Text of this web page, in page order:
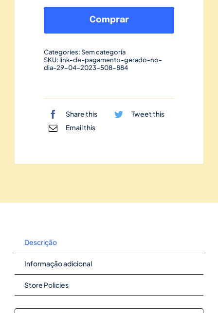
de
no
dia
quantidade
Comprar
Categories:Sem categoria
SKU: link-de-pagamento-gerado-no-
dia-29-04-2023-508-884
Share this
Tweet this
Email this
Descrição
Informação adicional
Store Policies